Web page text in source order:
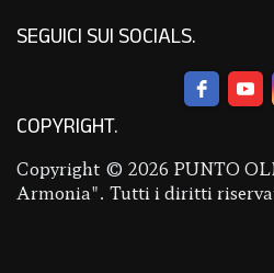
SEGUICI SUI SOCIALS
COPYRIGHT
Copyright © 2026 PUNTO
Armonia". Tutti i diritti